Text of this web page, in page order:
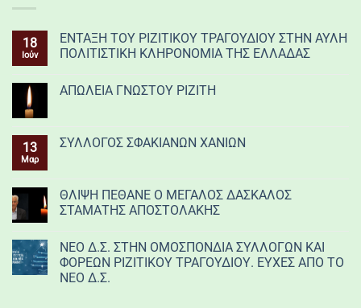
18
Ιούν
ΕΝΤΑΞΗ ΤΟΥ ΡΙΖΙΤΙΚΟΥ ΤΡΑΓΟΥΔΙΟΥ ΣΤΗΝ ΑΥΛΗ
ΠΟΛΙΤΙΣΤΙΚΗ ΚΛΗΡΟΝΟΜΙΑ ΤΗΣ ΕΛΛΑΔΑΣ
ΑΠΩΛΕΙΑ ΓΝΩΣΤΟΥ ΡΙΖΙΤΗ
13
Μαρ
ΣΥΛΛΟΓΟΣ ΣΦΑΚΙΑΝΩΝ ΧΑΝΙΩΝ
ΘΛΙΨΗ ΠΕΘΑΝΕ Ο ΜΕΓΑΛΟΣ ΔΑΣΚΑΛΟΣ
ΣΤΑΜΑΤΗΣ ΑΠΟΣΤΟΛΑΚΗΣ
ΝΕΟ Δ.Σ. ΣΤΗΝ ΟΜΟΣΠΟΝΔΙΑ ΣΥΛΛΟΓΩΝ ΚΑΙ
ΦΟΡΕΩΝ ΡΙΖΙΤΙΚΟΥ ΤΡΑΓΟΥΔΙΟΥ. ΕΥΧΕΣ ΑΠΟ ΤΟ
ΝΕΟ Δ.Σ.